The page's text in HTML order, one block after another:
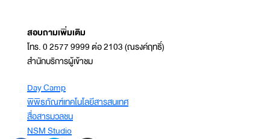
สอบถามเพิ่มเติม
โทร. 0 2577 9999 ต่อ 2103 (ณรงค์ฤทธิ์)
สำนักบริการผู้เข้าชม
Day Camp
พิพิธภัณฑ์เทคโนโลยีสารสนเทศ
สื่อสารมวลชน
NSM Studio